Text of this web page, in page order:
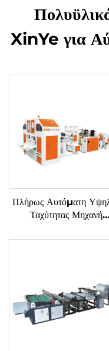
XinYe για
Πλήρως Αυτόματη
Ταχύτητας Μηχανή
Κεντρικό Καταδύτη